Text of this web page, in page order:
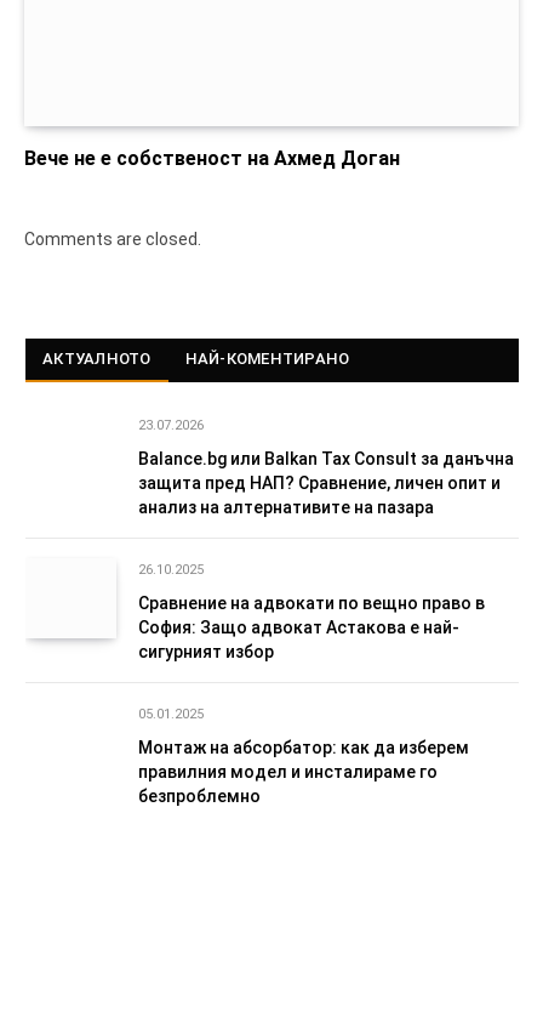
Вече не е собственост на Ахмед Доган
Comments are closed.
АКТУАЛНОТО НАЙ-КОМЕНТИРАНО
23.07.2026
Balance.bg или Balkan Tax Consult за данъчна
защита пред НАП? Сравнение, личен опит и
анализ на алтернативите на пазара
26.10.2025
Сравнение на адвокати по вещно право в
София: Защо адвокат Астакова е най-
сигурният избор
05.01.2025
Монтаж на абсорбатор: как да изберем
правилния модел и инсталираме го
безпроблемно